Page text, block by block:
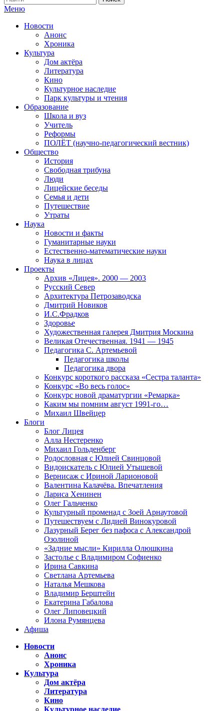
Меню
Новости
Анонс
Хроника
Культура
Дом актёра
Литература
Кино
Культурное наследие
Парк культуры и чтения
Образование
Школа и вуз
Учитель
Реформы
ПОЛЁТ (научно-педагогический вестник)
Общество
История
Свободная трибуна
Люди
Лицейские беседы
Семья и дети
Путешествие
Утраты
Наука
Новости и факты
Гуманитарные науки
Естественно-математические науки
Наука в лицах
Проекты
Архив «Лицея». 2000 — 2003
Русский Север
Архитектура Петрозаводска
Дмитрий Новиков
И.С.Фрадков
Здоровье
Художественная галерея Дмитрия Москина
Великая Отечественная. 1941 — 1945
Педагогика С. Артемьевой
Педагогика школы
Педагогика двора
Конкурс короткого рассказа «Сестра таланта»
Конкурс «Во весь голос»
Конкурс новой драматургии «Ремарка»
Каким мы помним август 1991-го…
Михаил Швейцер
Блоги
Блог Лицея
Алла Нестеренко
Михаил Гольденберг
Родословная с Юлией Свинцовой
Видоискатель с Юлией Утышевой
Вернисаж с Ириной Ларионовой
Валентина Калачёва. Впечатления
Лариса Хенинен
Олег Гальченко
Культурный променад с Зоей Арнаутовой
Путешествуем с Лидией Винокуровой
Лазурный Берег без пафоса с Александрой
Озолиной
«Задние мысли» Кирилла Олюшкина
Застолье с Владимиром Софиенко
Ирина Савкина
Светлана Артемьева
Наталья Мешкова
Владимир Берштейн
Екатерина Габалова
Олег Липовецкий
Илона Румянцева
Афиша
Новости
Анонс
Хроника
Культура
Дом актёра
Литература
Кино